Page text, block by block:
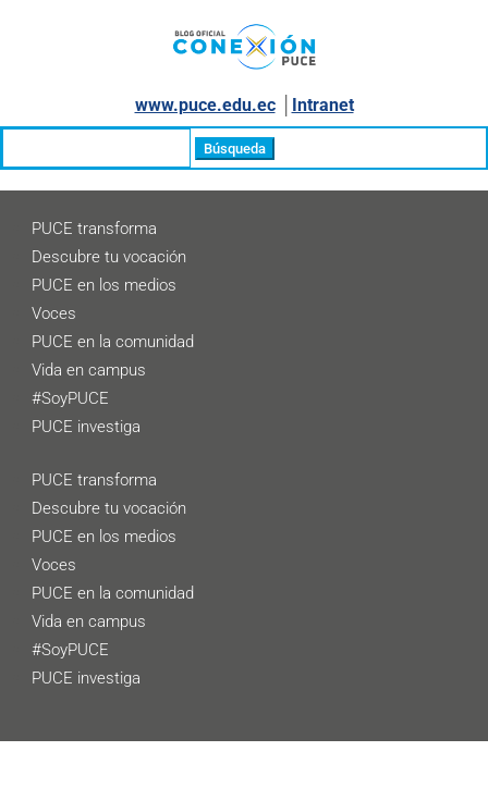
www.puce.edu.ec│ Intranet
PUCE transforma
Descubre tu vocación
PUCE en los medios
Voces
PUCE en la comunidad
Vida en campus
#SoyPUCE
PUCE investiga
PUCE transforma
Descubre tu vocación
PUCE en los medios
Voces
PUCE en la comunidad
Vida en campus
#SoyPUCE
PUCE investiga